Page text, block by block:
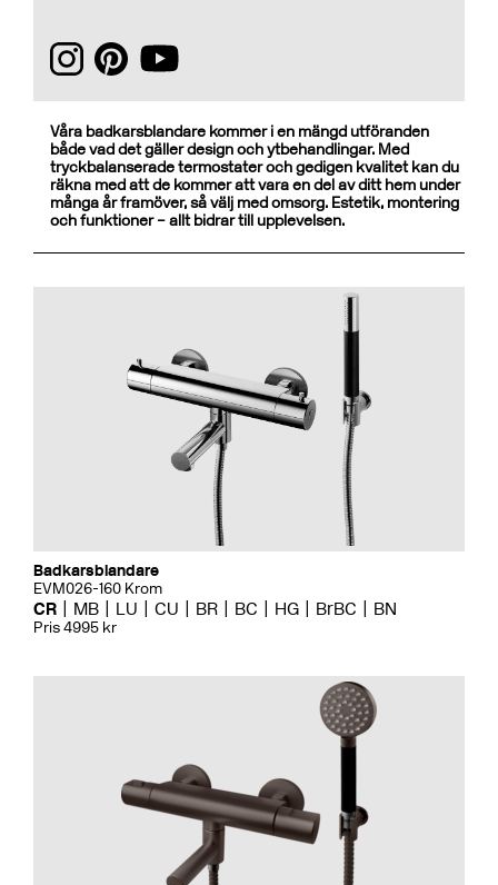
Våra badkarsblandare kommer i en mängd utföranden
både vad det gäller design och ytbehandlingar. Med
tryckbalanserade termostater och gedigen kvalitet kan du
räkna med att de kommer att vara en del av ditt hem under
många år framöver, så välj med omsorg. Estetik, montering
och funktioner – allt bidrar till upplevelsen.
Badkarsblandare
EVM026-160 Krom
CR MB LU CU BR BC HG BrBC BN
Pris 4995 kr